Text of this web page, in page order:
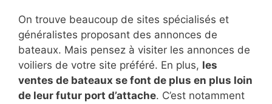
On trouve beaucoup de sites spécialisés et
généralistes proposant des annonces de
bateaux. Mais pensez à visiter les annonces de
voiliers de votre site préféré. En plus, les
ventes de bateaux se font de plus en plus loin
de leur futur port d’attache. C’est notamment